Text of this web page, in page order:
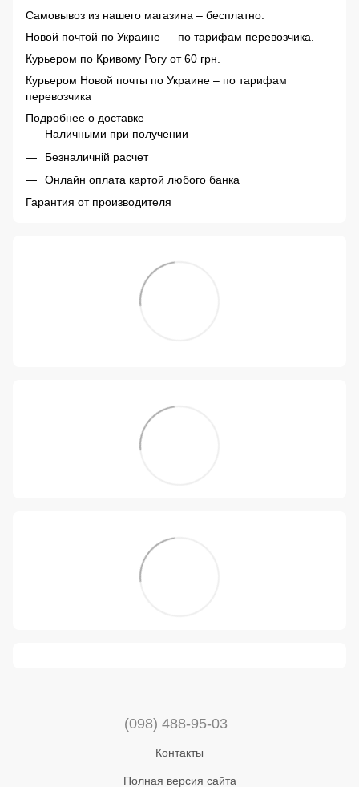
Самовывоз из нашего магазина – бесплатно.
Новой почтой по Украине — по тарифам перевозчика.
Курьером по Кривому Рогу от 60 грн.
Курьером Новой почты по Украине – по тарифам
перевозчика
Подробнее о доставке
Наличными при получении
Безналичній расчет
Онлайн оплата картой любого банка
Гарантия от производителя
(098) 488-95-03
Контакты
Полная версия сайта